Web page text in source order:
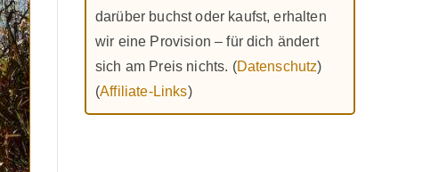
darüber buchst oder kaufst, erhalten
wir eine Provision – für dich ändert
sich am Preis nichts. (Datenschutz)
(Affiliate-Links)